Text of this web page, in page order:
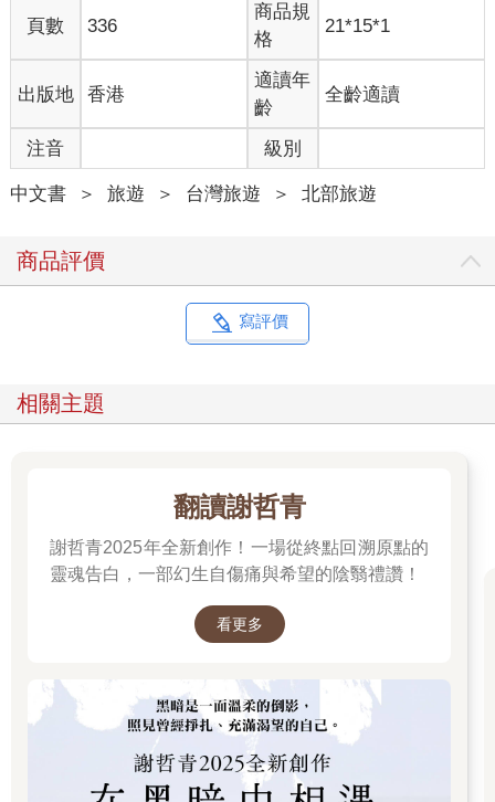
頁數 336
商品規
格
21*15*1
出版地 香港
適讀年
齡
全齡適讀
注音 級別
中文書 ＞ 旅遊 ＞ 台灣旅遊 ＞ 北部旅遊
商品評價
寫評價
相關主題
翻讀謝哲青
謝哲青2025年全新創作！一場從終點回溯原點的
靈魂告白，一部幻生自傷痛與希望的陰翳禮讚！
看更多